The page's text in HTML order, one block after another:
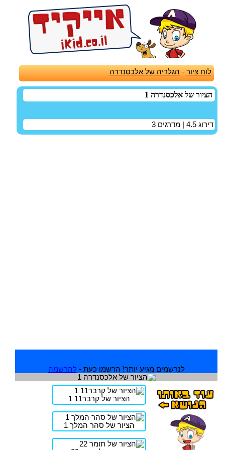
לוח ציור - הגלריה של אלכסנדרה
הציור של אלכסנדרה 1
דירוג 4.5 | מדרגים 3
לנרשמים מגיע יותר! הרשמו כעת - להרשמה
הציור של קרבר11 1
הציור של סהר המלך 1